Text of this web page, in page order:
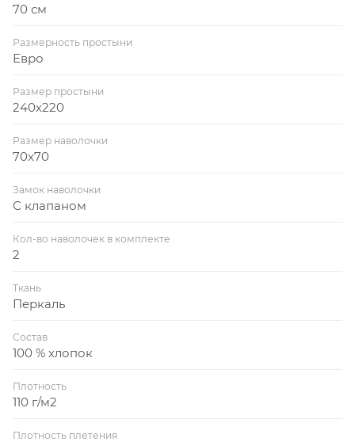
70 см
Размерность простыни
Евро
Размер простыни
240x220
Размер наволочки
70x70
Замок наволочки
С клапаном
Кол-во наволочек в комплекте
2
Ткань
Перкаль
Состав
100 % хлопок
Плотность
110 г/м2
Плотность плетения